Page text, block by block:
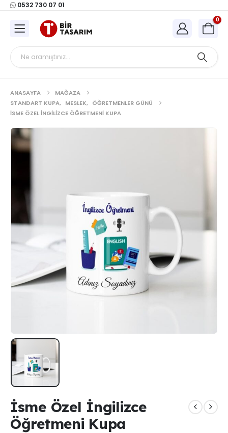
0532 730 07 01
0
ANASAYFA
MAĞAZA
STANDART KUPA, MESLEK, ÖĞRETMENLER GÜNÜ
İSME ÖZEL İNGILIZCE ÖĞRETMENI KUPA
İsme Özel İngilizce
Öğretmeni Kupa